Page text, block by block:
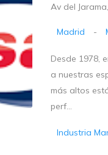
Av del
Madrid -
Desde 1978,
a nuestras
más altos
perf...
Industria